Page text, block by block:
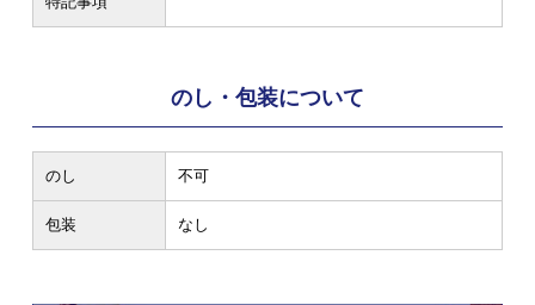
のし・包装について
のし 不可
包装 なし